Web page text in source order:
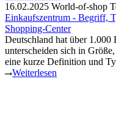
16.02.2025 World-of-shop
Einkaufszentrum - Begriff,
Shopping-Center
Deutschland hat über
unterscheiden sich in
eine kurze Definition und
Weiterlesen